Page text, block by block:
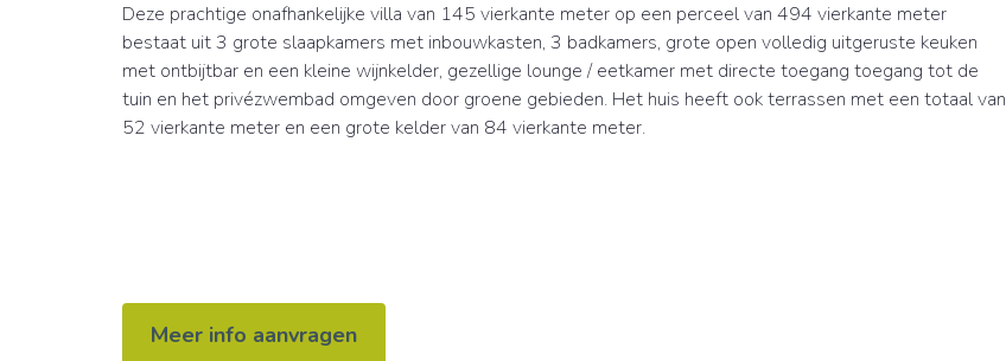
Deze prachtige onafhankelijke villa van 145 vierkante meter op een perceel van 494 vierkante meter
bestaat uit 3 grote slaapkamers met inbouwkasten, 3 badkamers, grote open volledig uitgeruste keuken
met ontbijtbar en een kleine wijnkelder, gezellige lounge / eetkamer met directe toegang toegang tot de
tuin en het privézwembad omgeven door groene gebieden. Het huis heeft ook terrassen met een totaal van
52 vierkante meter en een grote kelder van 84 vierkante meter.
Meer info aanvragen